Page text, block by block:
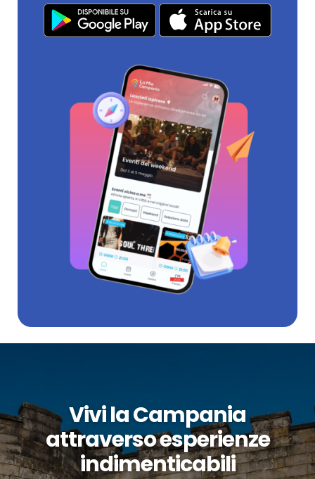
Vivi la Campania
attraverso esperienze
indimenticabili